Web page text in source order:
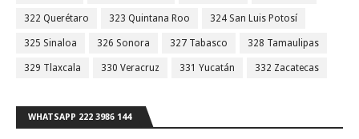
322 Querétaro 323 Quintana Roo 324 San Luis Potosí
325 Sinaloa 326 Sonora 327 Tabasco 328 Tamaulipas
329 Tlaxcala 330 Veracruz 331 Yucatán 332 Zacatecas
WHATSAPP 222 3986 144